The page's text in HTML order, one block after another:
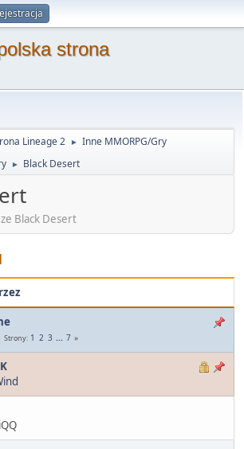
strona
Lineage 2 ► Inne MMORPG/Gry
► Black Desert
Black Desert
Strony 1 2 3 ... 7